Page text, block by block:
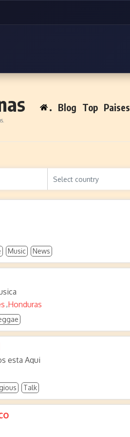
. Blog Top Paises
Music News
,Honduras
esta Aqui
Talk